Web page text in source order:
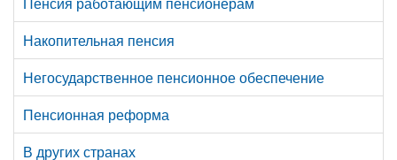
Накопительная пенсия
Негосударственное пенсионное обеспечение
Пенсионная реформа
В других странах